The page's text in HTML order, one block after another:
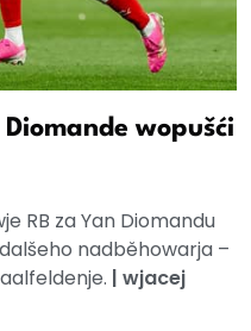
wopušći
RB za Yan Diomandu
nadběhowarja –
| wjacej